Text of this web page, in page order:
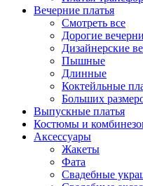
Вечерние платья
Смотреть все
Дорогие
Дизайнерские
Пышные
Длинные
Коктейльные
Больших
Выпускные платья
Костюмы и
Аксессуары
Жакеты
Фата
Свадебные